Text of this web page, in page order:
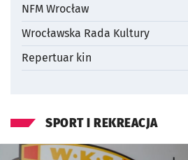
NFM Wrocław
Wrocławska Rada Kultury
Repertuar kin
SPORT I REKREACJA